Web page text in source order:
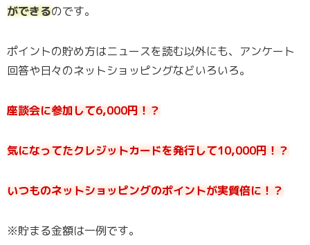
ができるのです。
ポイントの貯め方はニュースを読む以外にも、アンケート
回答や日々のネットショッピングなどいろいろ。
座談会に参加して6,000円！？
気になってたクレジットカードを発行して10,000円！？
いつものネットショッピングのポイントが実質倍に！？
※貯まる金額は一例です。